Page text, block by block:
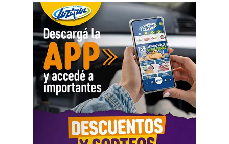
Como parte del operativo, s
e pusieron en
funcionamiento las bombas sumergibles ubicadas en
José Ingenieros y Mendoza, y en 9 de Julio y
Belgrano, con el objetivo de acelerar el drenaje del
agua acumulada.
Las tareas continuarán durante la tarde en barrio
Chacramonte con la intervención de un camión bomba y
maquinaria vial. Además, el Municipio informó que una
vez que las calles de ripio se sequen y el terreno lo
permita, se retomarán los trabajos de reparación y